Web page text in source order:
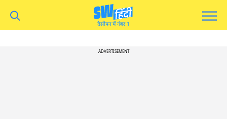
ADVERTISEMENT